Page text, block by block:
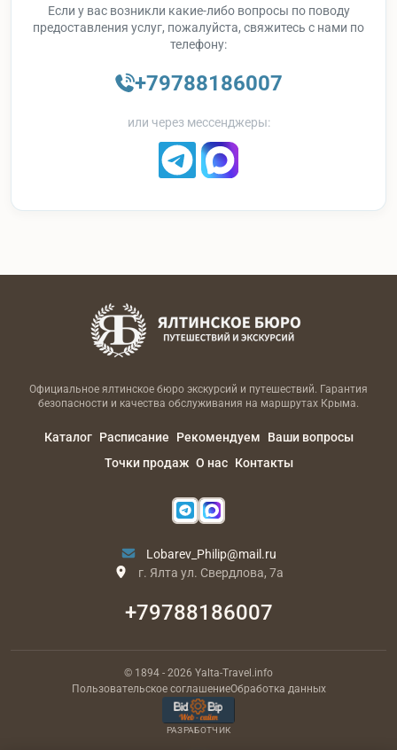
Если у вас возникли какие-либо вопросы по поводу
предоставления услуг, пожалуйста, свяжитесь с нами по
телефону:
+79788186007
или через мессенджеры:
Официальное ялтинское бюро экскурсий и путешествий. Гарантия
безопасности и качества обслуживания на маршрутах Крыма.
Каталог Расписание Рекомендуем
Ваши вопросы
Точки продаж О нас Контакты
Lobarev_Philip@mail.ru
г. Ялта ул. Свердлова, 7а
+79788186007
© 1894 - 2026 Yalta-Travel.info
Пользовательское соглашениеОбработка данных
РАЗРАБОТЧИК